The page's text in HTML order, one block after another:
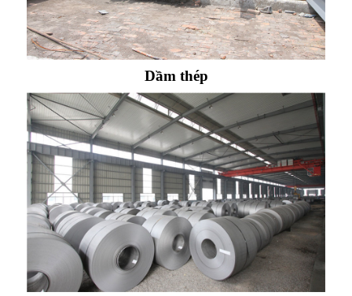
Dầm thép